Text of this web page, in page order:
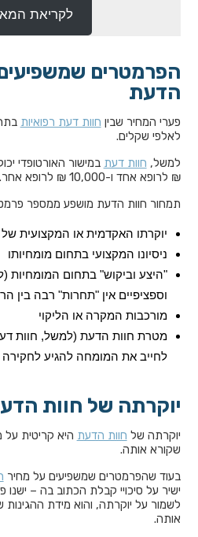
לקריאת
הפרמטרים
הדעת
פערי המחיר שבין חוות דעת רפואיות
לאלפי שקלים.
למשל, חוות דעת
₪ לרופא אחד ו-10,000 ₪ לרופא אחר.
תמחור חוות הדעת מושפע ממספר
יוקרתו האקדמית או המקצועית
ניסיונו המקצועי בתחום מומחיותו
"היצע וביקוש" בתחום המומחיות
וספציפיים אין "תחרות" רבה בין
מורכבות המקרה או הליקוי
מטרת חוות הדעת (למשל, חוות
לחייב את המומחה להגיע
יוקרתה של חוות
יוקרתה של חוות הדעת היא קריטית
שקורא אותה.
בעוד שהפרמטרים שמשפיעים על מחיר
ישיר על סיכויי קבלת הכתוב בה –
לשמור על יוקרתה, והוא מידת
אותה.